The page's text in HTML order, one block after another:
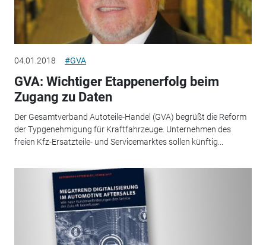
04.01.2018 #GVA
GVA: Wichtiger Etappenerfolg beim
Zugang zu Daten
Der Gesamtverband Autoteile-Handel (GVA) begrüßt die Reform
der Typgenehmigung für Kraftfahrzeuge. Unternehmen des
freien Kfz-Ersatzteile- und Servicemarktes sollen künftig...